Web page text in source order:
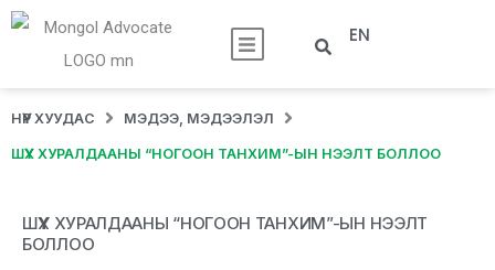
EN
НҮҮР ХУУДАС МЭДЭЭ, МЭДЭЭЛЭЛ
ШҮҮХ ХУРАЛДААНЫ “НОГООН ТАНХИМ”-ЫН НЭЭЛТ БОЛЛОО
ШҮҮХ ХУРАЛДААНЫ “НОГООН ТАНХИМ”-ЫН НЭЭЛТ
БОЛЛОО